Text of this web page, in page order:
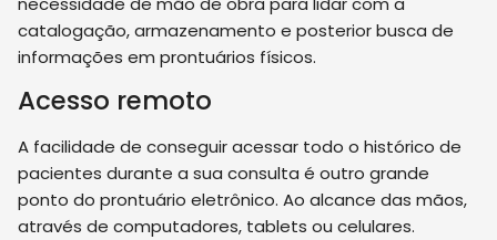
catalogação, armazenamento e posterior busca de
informações em prontuários físicos.
Acesso remoto
A facilidade de conseguir acessar todo o histórico de
pacientes durante a sua consulta é outro grande
ponto do prontuário eletrônico. Ao alcance das mãos,
através de computadores, tablets ou celulares.